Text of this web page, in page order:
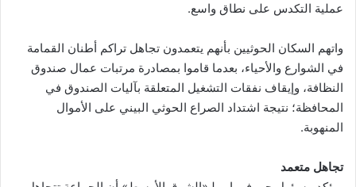
عملية التكدس على نطاق واسع.
واتهم السكان الحوثيين بأنهم يتعمدون تجاهل تراكم أطنان القمامة
في الشوارع والأحياء، بعدما قاموا بمصادرة مرتبات عمال صندوق
النظافة، وإيقاف نفقات التشغيل المتعلقة بآليات الصندوق في
المحافظة؛ نتيجة اشتداد الصراع الحوثي البيني على الأموال
المنهوبة.
تجاهل متعمد